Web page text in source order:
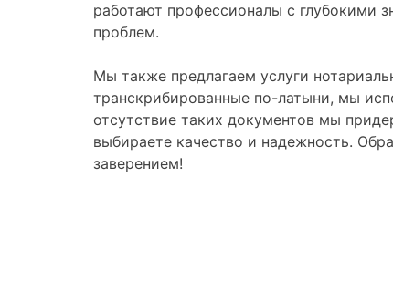
работают профессионалы с глубокими
проблем.
Мы также предлагаем услуги
транскрибированные по-латыни, мы
отсутствие таких документов мы
выбираете качество и надежность.
заверением!